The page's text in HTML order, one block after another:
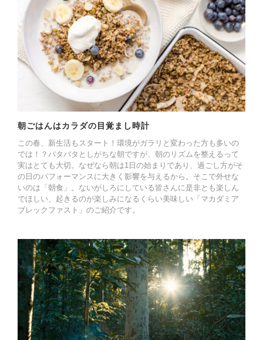
朝ごはんはカラダの目覚まし時計
この春、新生活もスタート！環境がガラリと変わった方も多いの
では！？バタバタとしがちな朝ですが、朝のリズムを整えるって
実はとても大切。なぜなら朝は1日の始まりであり、過ごし方がそ
の日のパフォーマンスに大きく影響を与えるから。そこで外せな
いのは「朝食」。ないがしろにしている皆さんに是非とも楽しん
でほしい、起きるのが楽しみになるくらい美味しい「マカダミア
ブレックファスト」のご紹介です。